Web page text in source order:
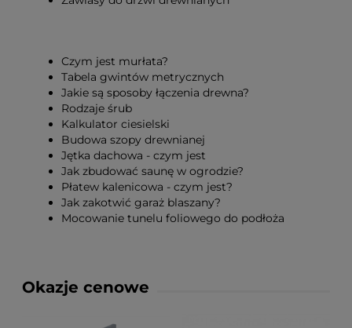
Czym jest murłata?
Tabela gwintów metrycznych
Jakie są sposoby łączenia drewna?
Rodzaje śrub
Kalkulator ciesielski
Budowa szopy drewnianej
Jętka dachowa - czym jest
Jak zbudować saunę w ogrodzie?
Płatew kalenicowa - czym jest?
Jak zakotwić garaż blaszany?
Mocowanie tunelu foliowego do podłoża
Okazje cenowe